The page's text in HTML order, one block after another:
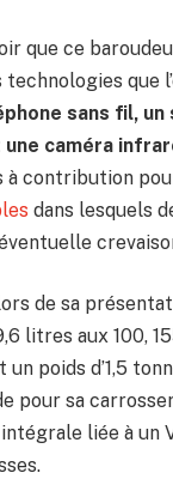
que ce
technologies que
sans fil, un
caméra
à contribution
dans lesquels
de sa
litres aux 100,
poids d’1,5
pour sa
intégrale liée à un